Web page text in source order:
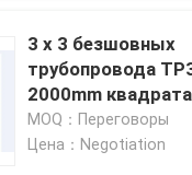
3 x 3 безшовных
трубопровода
2000mm квадрата
нержавеющей
MOQ：Переговоры
Цена：Negotiation